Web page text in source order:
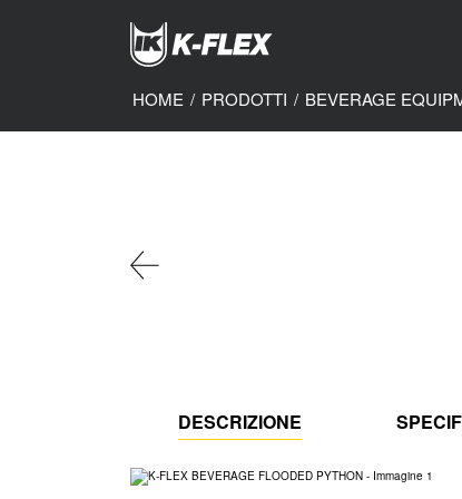
HOME / PRODOTTI / BEVERAGE
DESCRIZIONE